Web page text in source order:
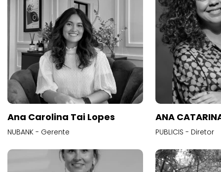
Ana Carolina Tai Lopes
NUBANK - Gerente
ANA
PUBLICIS - Diretor